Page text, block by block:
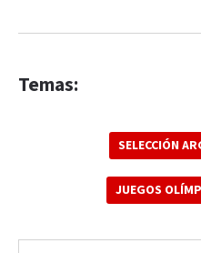
Temas:
SELECCIÓN
JUEGOS